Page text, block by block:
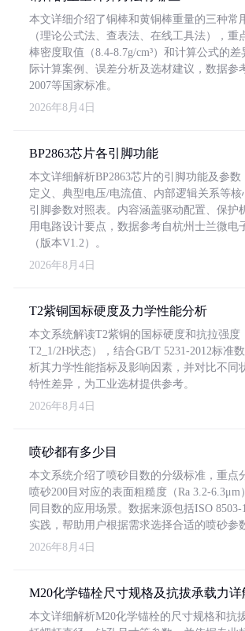
本文详细介绍了铜棒和黄铜棒重量的三种常
（理论公式法、查表法、在线工具法），重
棒密度取值（8.4-8.7g/cm³）和计算公式的
际计算案例、误差分析及选材建议，数据参
2007等国家标准。
2026年8月4日
BP2863芯片各引脚功能
本文详细解析BP2863芯片的引脚功能及参数
定义、典型电压/电流值、内部逻辑关系等
引脚参数对照表。内容涵盖驱动配置、保护
用电路设计要点，数据参考自杭州士兰微电
（版本V1.2）。
2026年8月4日
T2紫铜国标硬度及力学性能分析
本文系统解读T2紫铜的国标硬度和抗拉强度
T2_1/2H状态），结合GB/T 5231-2012标准
析其力学性能指标及影响因素，并对比不同
特性差异，为工业选材提供参考。
2026年8月4日
喷砂都有多少目
本文系统介绍了喷砂目数的分级标准，重点
喷砂200目对应的表面粗糙度（Ra 3.2-6.3μm
同目数的应用场景。数据来源包括ISO
实践，帮助用户根据需求选择合适的喷砂参
2026年8月4日
M20化学锚栓尺寸规格及抗拔承载力详
本文详细解析M20化学锚栓的尺寸规格和抗